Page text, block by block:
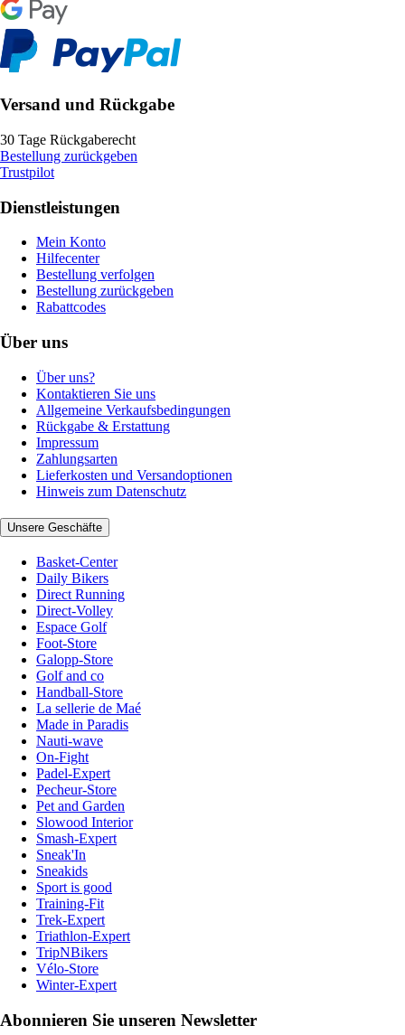
Versand und Rückgabe
30 Tage Rückgaberecht
Bestellung zurückgeben
Trustpilot
Dienstleistungen
Mein Konto
Hilfecenter
Bestellung verfolgen
Bestellung zurückgeben
Rabattcodes
Über uns
Über uns?
Kontaktieren Sie uns
Allgemeine Verkaufsbedingungen
Rückgabe & Erstattung
Impressum
Zahlungsarten
Lieferkosten und Versandoptionen
Hinweis zum Datenschutz
Unsere Geschäfte
Basket-Center
Daily Bikers
Direct Running
Direct-Volley
Espace Golf
Foot-Store
Galopp-Store
Golf and co
Handball-Store
La sellerie de Maé
Made in Paradis
Nauti-wave
On-Fight
Padel-Expert
Pecheur-Store
Pet and Garden
Slowood Interior
Smash-Expert
Sneak'In
Sneakids
Sport is good
Training-Fit
Trek-Expert
Triathlon-Expert
TripNBikers
Vélo-Store
Winter-Expert
Abonnieren Sie unseren Newsletter